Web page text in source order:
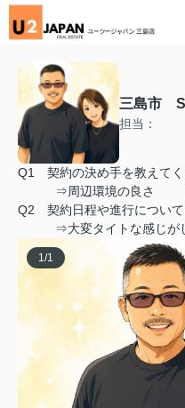
三島市
担当：
Q1 契約の決め手を教えて
⇒周辺環境の良さ
Q2 契約日程や進行につい
⇒大変タイトな感じが
1/1